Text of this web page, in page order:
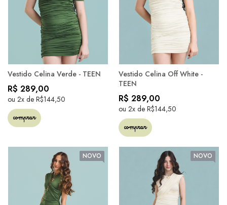
Vestido Celina Verde - TEEN
R$ 289,00
ou 2x de R$144,50
comprar
Vestido Celina Off White -
TEEN
R$ 289,00
ou 2x de R$144,50
comprar
NOVO NOVO